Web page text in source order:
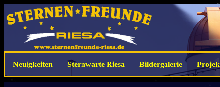
Neuigkeiten Sternwarte Riesa Bildergalerie